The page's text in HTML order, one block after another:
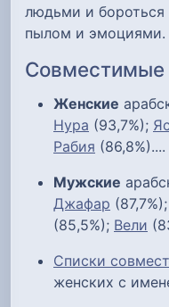
людьми и бороться
пылом и эмоциями.
Совместимые
Женские
Нура (93,7%);
Рабия (86,8%)....
Мужские
Джафар (87,7%);
(85,5%); Вели
Списки
женских с